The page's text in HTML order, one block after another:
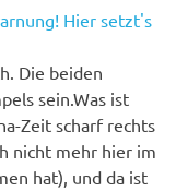
Hier setzt's
Die beiden
sein.Was ist
Zeit scharf rechts
nicht mehr hier im
hat), und da ist